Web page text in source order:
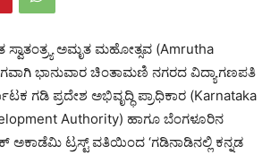
ಸ್ವಾತಂತ್ರ್ಯ ಅಮೃತ ಮಹೋತ್ಸವ (Amrutha
ಭಾನುವಾರ ಚಿಂತಾಮಣಿ ನಗರದ ವಿದ್ಯಾಗಣಪತಿ
ಗಡಿ ಪ್ರದೇಶ ಅಭಿವೃದ್ಧಿ ಪ್ರಾಧಿಕಾರ (Karnataka
Authority) ಹಾಗೂ ಬೆಂಗಳೂರಿನ
ಅಕಾಡೆಮಿ ಟ್ರಸ್ಟ್ ವತಿಯಿಂದ ‘ಗಡಿನಾಡಿನಲ್ಲಿ ಕನ್ನಡ